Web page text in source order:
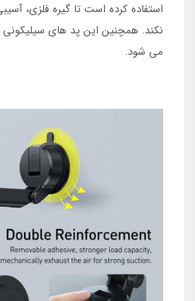
استفاده کرده است تا گیره فلزی،
نکند. همچنین این پد های سیلیکونی
می شود.